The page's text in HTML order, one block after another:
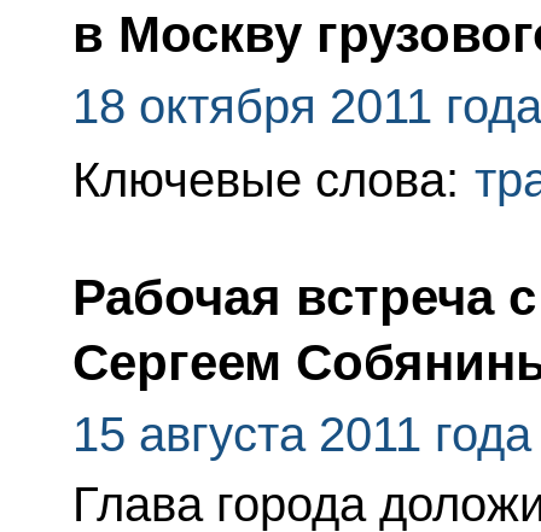
в Москву
18 октября 2011 года
Ключевые слова:
Рабочая встреча
Сергеем
15 августа 2011 года
Глава города